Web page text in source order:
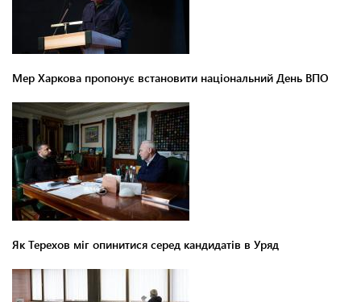
Мер Харкова пропонує встановити національний День ВПО
Як Терехов міг опинитися серед кандидатів в Уряд